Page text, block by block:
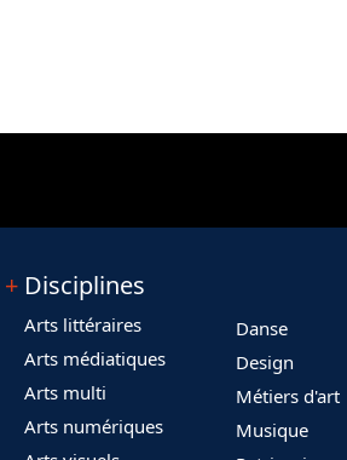
Disciplines
Arts littéraires
Arts médiatiques
Arts multi
Arts numériques
Danse
Design
Métiers d'art
Musique